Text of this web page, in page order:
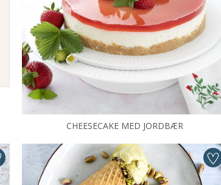
CHEESECAKE MED JORDBÆR